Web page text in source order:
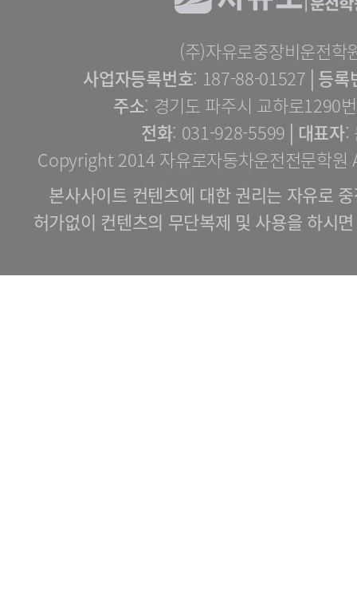
(주)자유로중장비운전학
사업자등록번호: 187-88-01527│ 등록
주소: 경기도 파주시 교하로1290
전화: 031-928-5599│ 대표자:
Copyright 2014 자유로자동차운전전문학
본사사이트 컨텐츠에 대한 권리는 자유로
허가없이 컨텐츠의 무단복제 및 사용을 하시